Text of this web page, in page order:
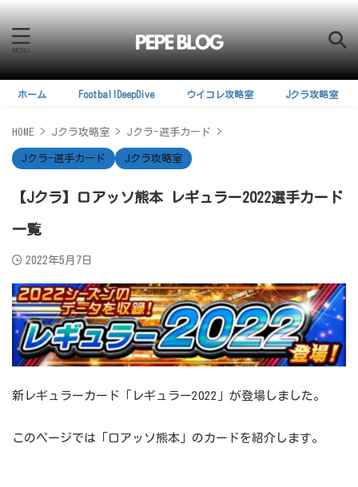
ホーム FootballDeepDive ウイコレ攻略室 Jクラ攻略室
HOME > Jクラ攻略室 > Jクラ-選手カード >
Jクラ-選手カード Jクラ攻略室
【Jクラ】ロアッソ熊本 レギュラー2022選手カード
一覧
2022年5月7日
新レギュラーカード「レギュラー2022」が登場しました。
このページでは「ロアッソ熊本」のカードを紹介します。